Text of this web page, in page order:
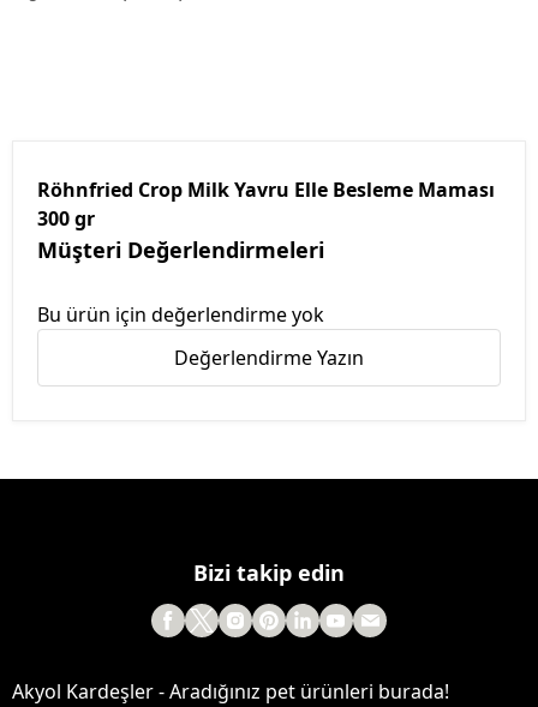
Röhnfried Crop Milk Yavru Elle Besleme Maması
300 gr
Müşteri Değerlendirmeleri
Bu ürün için değerlendirme yok
Değerlendirme Yazın
Bizi takip edin
Akyol Kardeşler - Aradığınız pet ürünleri burada!